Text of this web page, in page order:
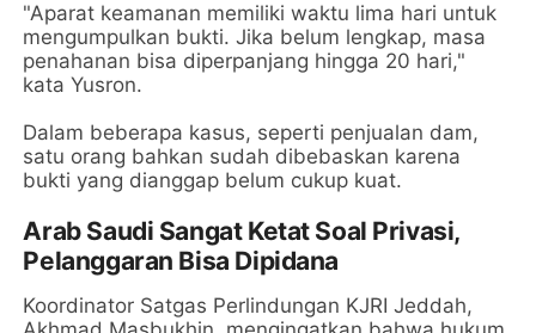
"Aparat keamanan memiliki waktu lima hari untuk
mengumpulkan bukti. Jika belum lengkap, masa
penahanan bisa diperpanjang hingga 20 hari,"
kata Yusron.
Dalam beberapa kasus, seperti penjualan dam,
satu orang bahkan sudah dibebaskan karena
bukti yang dianggap belum cukup kuat.
Arab Saudi Sangat Ketat Soal Privasi,
Pelanggaran Bisa Dipidana
Koordinator Satgas Perlindungan KJRI Jeddah,